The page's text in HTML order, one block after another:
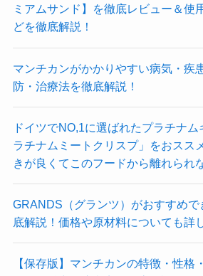
ミアムサンド】を徹底レビュー＆使
どを徹底解説！
マンチカンがかかりやすい病気・疾
防・治療法を徹底解説！
ドイツでNO,1に選ばれたプラチナ
ラチナムミートクリスプ」をおスス
きが良くてこのフードから離れられ
GRANDS（グランツ）がおすすめ
底解説！価格や原材料についても詳
【保存版】マンチカンの特徴・性格